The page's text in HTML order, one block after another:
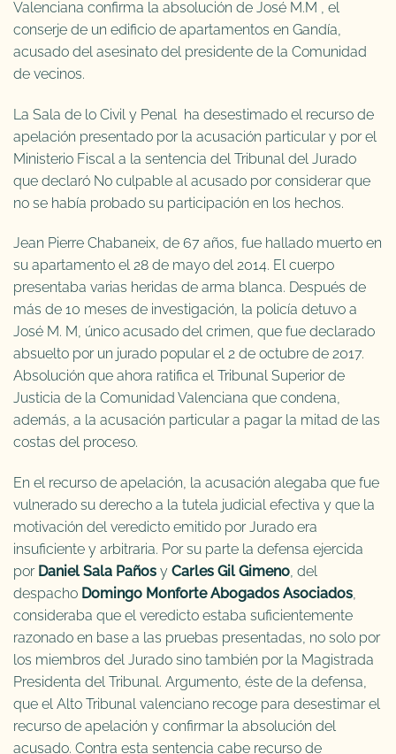
Valenciana confirma la absolución de José M.M , el
conserje de un edificio de apartamentos en Gandía,
acusado del asesinato del presidente de la Comunidad
de vecinos.
La Sala de lo Civil y Penal ha desestimado el recurso de
apelación presentado por la acusación particular y por el
Ministerio Fiscal a la sentencia del Tribunal del Jurado
que declaró No culpable al acusado por considerar que
no se había probado su participación en los hechos.
Jean Pierre Chabaneix, de 67 años, fue hallado muerto en
su apartamento el 28 de mayo del 2014. El cuerpo
presentaba varias heridas de arma blanca. Después de
más de 10 meses de investigación, la policía detuvo a
José M. M, único acusado del crimen, que fue declarado
absuelto por un jurado popular el 2 de octubre de 2017.
Absolución que ahora ratifica el Tribunal Superior de
Justicia de la Comunidad Valenciana que condena,
además, a la acusación particular a pagar la mitad de las
costas del proceso.
En el recurso de apelación, la acusación alegaba que fue
vulnerado su derecho a la tutela judicial efectiva y que la
motivación del veredicto emitido por Jurado era
insuficiente y arbitraria. Por su parte la defensa ejercida
por Daniel Sala Paños y Carles Gil Gimeno, del
despacho Domingo Monforte Abogados Asociados,
consideraba que el veredicto estaba suficientemente
razonado en base a las pruebas presentadas, no solo por
los miembros del Jurado sino también por la Magistrada
Presidenta del Tribunal. Argumento, éste de la defensa,
que el Alto Tribunal valenciano recoge para desestimar el
recurso de apelación y confirmar la absolución del
acusado. Contra esta sentencia cabe recurso de